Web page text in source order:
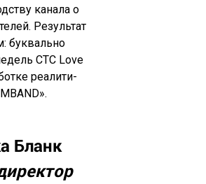
канала о
Результат
буквально
СТС Love
реалити-
Бланк